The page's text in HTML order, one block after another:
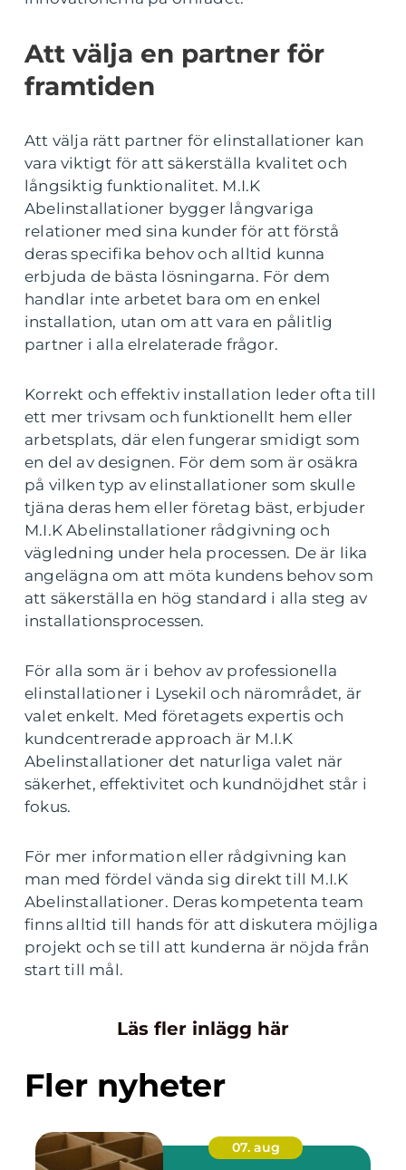
Att välja en partner för
framtiden
Att välja rätt partner för elinstallationer kan
vara viktigt för att säkerställa kvalitet och
långsiktig funktionalitet. M.I.K
Abelinstallationer bygger långvariga
relationer med sina kunder för att förstå
deras specifika behov och alltid kunna
erbjuda de bästa lösningarna. För dem
handlar inte arbetet bara om en enkel
installation, utan om att vara en pålitlig
partner i alla elrelaterade frågor.
Korrekt och effektiv installation leder ofta till
ett mer trivsam och funktionellt hem eller
arbetsplats, där elen fungerar smidigt som
en del av designen. För dem som är osäkra
på vilken typ av elinstallationer som skulle
tjäna deras hem eller företag bäst, erbjuder
M.I.K Abelinstallationer rådgivning och
vägledning under hela processen. De är lika
angelägna om att möta kundens behov som
att säkerställa en hög standard i alla steg av
installationsprocessen.
För alla som är i behov av professionella
elinstallationer i Lysekil och närområdet, är
valet enkelt. Med företagets expertis och
kundcentrerade approach är M.I.K
Abelinstallationer det naturliga valet när
säkerhet, effektivitet och kundnöjdhet står i
fokus.
För mer information eller rådgivning kan
man med fördel vända sig direkt till M.I.K
Abelinstallationer. Deras kompetenta team
finns alltid till hands för att diskutera möjliga
projekt och se till att kunderna är nöjda från
start till mål.
Läs fler inlägg här
Fler nyheter
07. aug